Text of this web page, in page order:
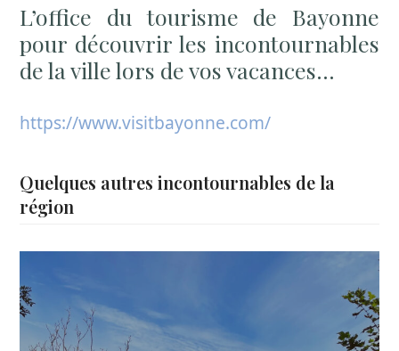
L’office du tourisme de Bayonne
pour découvrir les incontournables
de la ville lors de vos vacances…
https://www.visitbayonne.com/
Quelques autres incontournables de la
région